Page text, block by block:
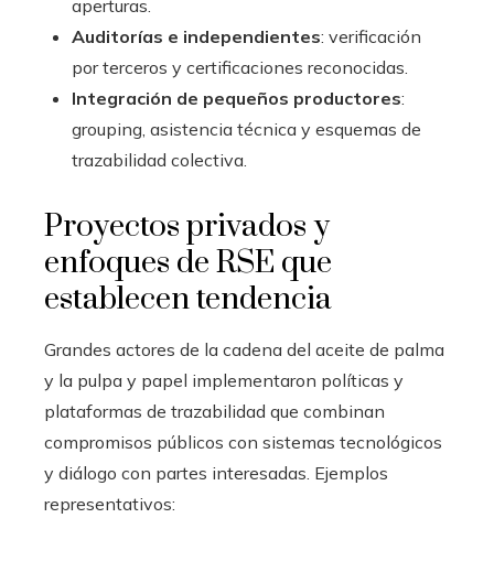
aperturas.
Auditorías e independientes: verificación
por terceros y certificaciones reconocidas.
Integración de pequeños productores:
grouping, asistencia técnica y esquemas de
trazabilidad colectiva.
Proyectos privados y
enfoques de RSE que
establecen tendencia
Grandes actores de la cadena del aceite de palma
y la pulpa y papel implementaron políticas y
plataformas de trazabilidad que combinan
compromisos públicos con sistemas tecnológicos
y diálogo con partes interesadas. Ejemplos
representativos: